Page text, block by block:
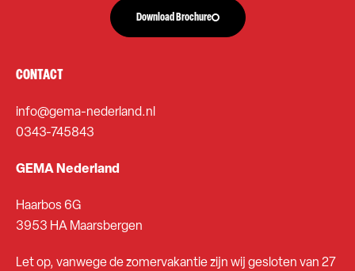
Download Brochure
CONTACT
info@gema-nederland.nl
0343-745843
GEMA Nederland
Haarbos 6G
3953 HA Maarsbergen
Let op, vanwege de zomervakantie zijn wij gesloten van 27